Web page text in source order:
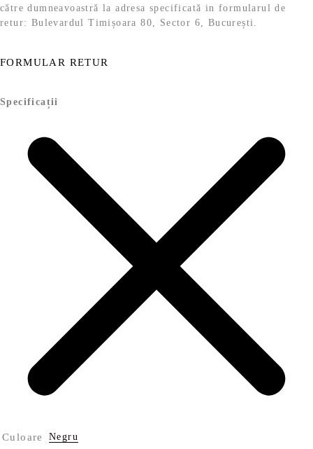
către dumneavoastră la adresa specificată in formularul de
retur: Bulevardul Timișoara 80, Sector 6, București.
FORMULAR RETUR
Specificații
Culoare Negru